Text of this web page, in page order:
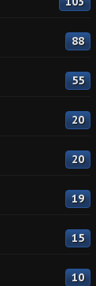
88
55
20
20
19
15
10